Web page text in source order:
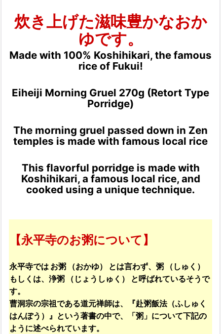
炊き上げた滋味豊かなおか
ゆです。
Made with 100% Koshihikari, the famous
rice of Fukui!
Eiheiji Morning Gruel 270g (Retort Type
Porridge)
The morning gruel passed down in Zen
temples is made with famous local rice
This flavorful porridge is made with
Koshihikari, a famous local rice, and
cooked using a unique technique.
【永平寺のお粥について】
永平寺では お粥 （おかゆ） とは言わず、粥 （しゅく）
もしくは、浄粥 （じょうしゅく） と呼ばれているそうで
す。
曹洞宗の宗祖である道元禅師は、『赴粥飯法（ふしゅく
はんぽう）』という著書の中で、「粥」について下記の
ように述べられています。